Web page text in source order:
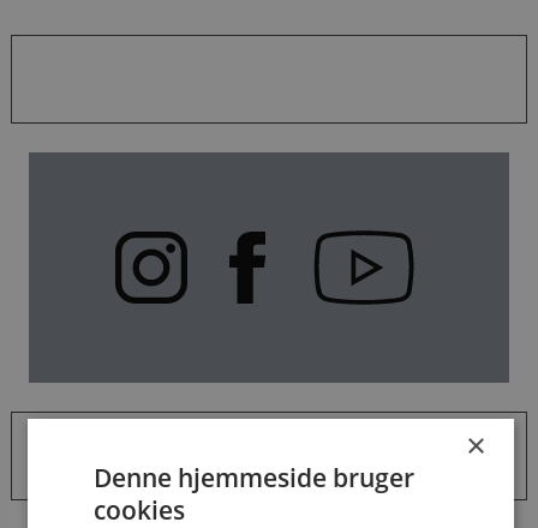
×
Denne hjemmeside bruger
cookies